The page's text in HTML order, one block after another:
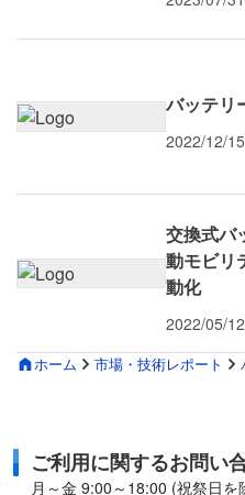
ホーム 市場・技術レポート
バッテリ
2022/12/15
交換式バ
動モビリ
動化
2022/05/12
ご利用に関するお問い
月～金 9:00～18:00 (祝祭日を